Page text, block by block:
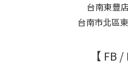
台南東豐
台南市北區
【 FB